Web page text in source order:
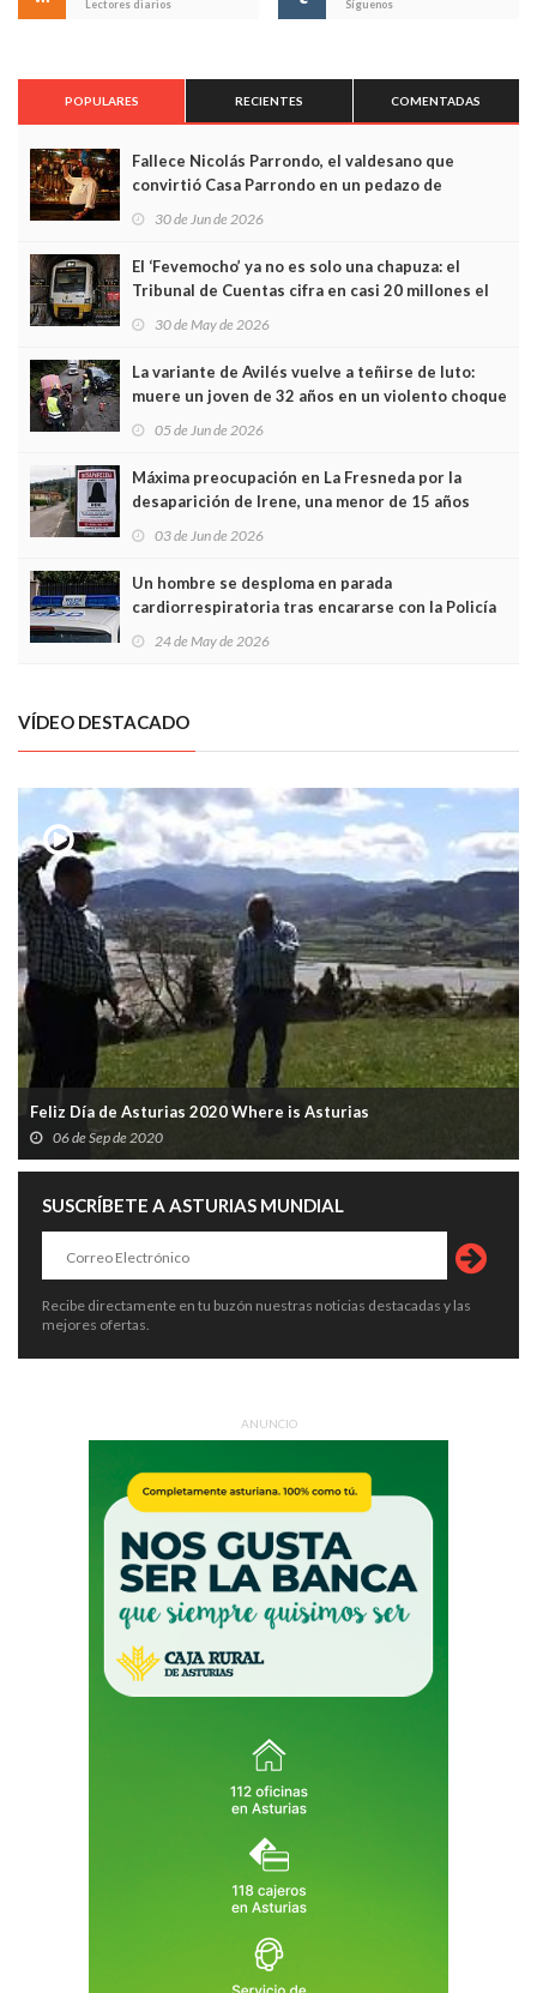
Lectores diarios Síguenos
POPULARES RECIENTES COMENTADAS
Fallece Nicolás Parrondo, el valdesano que
convirtió Casa Parrondo en un pedazo de
Asturias en Madrid
30 de Jun de 2026
El ‘Fevemocho’ ya no es solo una chapuza: el
Tribunal de Cuentas cifra en casi 20 millones el
sobrecoste de los trenes que no cabían por los
30 de May de 2026
La variante de Avilés vuelve a teñirse de luto:
muere un joven de 32 años en un violento choque
frontal
05 de Jun de 2026
Máxima preocupación en La Fresneda por la
desaparición de Irene, una menor de 15 años
03 de Jun de 2026
Un hombre se desploma en parada
cardiorrespiratoria tras encararse con la Policía
Local en Luanco
24 de May de 2026
VÍDEO DESTACADO
Feliz Día de Asturias 2020 Where is Asturias
06 de Sep de 2020
SUSCRÍBETE A ASTURIAS MUNDIAL
Recibe directamente en tu buzón nuestras noticias destacadas y las
mejores ofertas.
ANUNCIO